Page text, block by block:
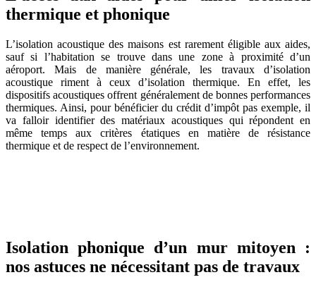
thermique et phonique
L’isolation acoustique des maisons est rarement éligible aux aides,
sauf si l’habitation se trouve dans une zone à proximité d’un
aéroport. Mais de manière générale, les travaux d’isolation
acoustique riment à ceux d’isolation thermique. En effet, les
dispositifs acoustiques offrent généralement de bonnes performances
thermiques. Ainsi, pour bénéficier du crédit d’impôt pas exemple, il
va falloir identifier des matériaux acoustiques qui répondent en
même temps aux critères étatiques en matière de résistance
thermique et de respect de l’environnement.
Isolation phonique d’un mur mitoyen :
nos astuces ne nécessitant pas de travaux